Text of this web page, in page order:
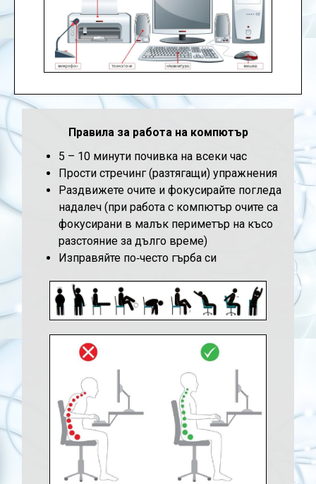
Правила за работа на компютър
5 – 10 минути почивка на всеки час
Прости стречинг (разтягащи) упражнения
Раздвижете очите и фокусирайте погледа
надалеч (при работа с компютър очите са
фокусирани в малък периметър на късо
разстояние за дълго време)
Изправяйте по‐често гърба си